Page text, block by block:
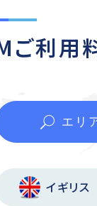
ご利用
エリ
イギリス